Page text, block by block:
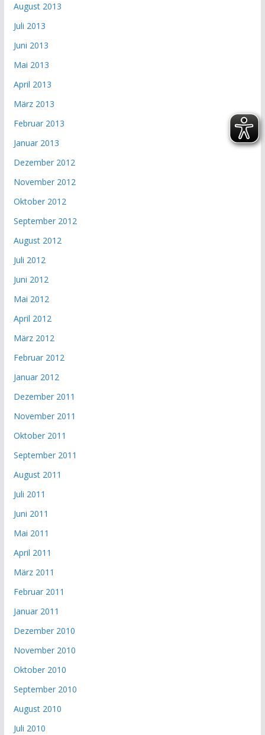
August 2013
Juli 2013
Juni 2013
Mai 2013
April 2013
März 2013
Februar 2013
Januar 2013
Dezember 2012
November 2012
Oktober 2012
September 2012
August 2012
Juli 2012
Juni 2012
Mai 2012
April 2012
März 2012
Februar 2012
Januar 2012
Dezember 2011
November 2011
Oktober 2011
September 2011
August 2011
Juli 2011
Juni 2011
Mai 2011
April 2011
März 2011
Februar 2011
Januar 2011
Dezember 2010
November 2010
Oktober 2010
September 2010
August 2010
Juli 2010